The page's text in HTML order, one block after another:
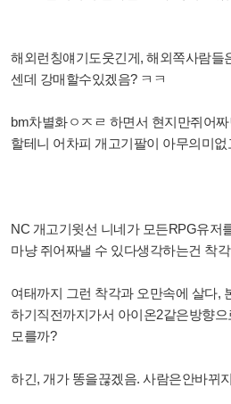
해외런칭얘기도웃긴게, 해외쪽사람들
센데 강매할수있겠음? ㅋㅋ
bm차별화ㅇㅈㄹ 하면서 현지만쥐어
할테니 어차피 개고기팔이 아무의미없
NC 개고기윗선 니네가 모든RPG유저
마냥 쥐어짜낼 수 있다생각하는건 착
여태까지 그런 착각과 오만속에 살다,
하기직전까지가서 아이온2같은방향
모를까?
하긴, 개가 똥을끊겠음. 사람은안바뀌지